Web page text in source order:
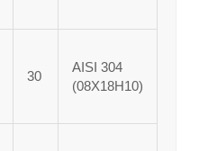
30
AISI 304
(08Х18Н10)